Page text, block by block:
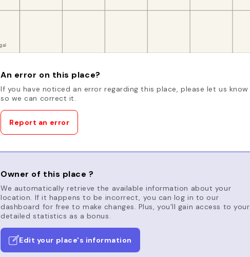
An error on this place?
If you have noticed an error regarding this place, please let us know
so we can correct it.
Report an error
Owner of this place ?
We automatically retrieve the available information about your
location. If it happens to be incorrect, you can log in to our
dashboard for free to make changes. Plus, you'll gain access to your
detailed statistics as a bonus.
Edit your place's information